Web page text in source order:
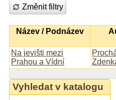
Změnit filtry
Název / Podnázev
Na jevišti mezi
Prahou a Vídní
Vyhledat v katalogu